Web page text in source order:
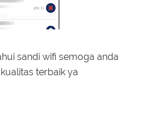
sandi wifi semoga anda
terbaik ya